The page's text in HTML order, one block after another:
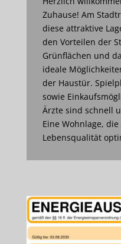
Zuhause! Am
diese attraktive
den Vorteilen der
Grünflächen und
ideale
der Haustür.
sowie
Ärzte sind schnell
Eine Wohnlage,
Lebensqualität